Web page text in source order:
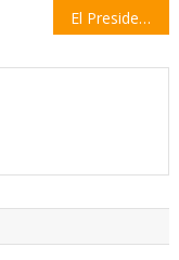
El Presidente afirmó que se viene “una etapa distinta” y “en unidad”